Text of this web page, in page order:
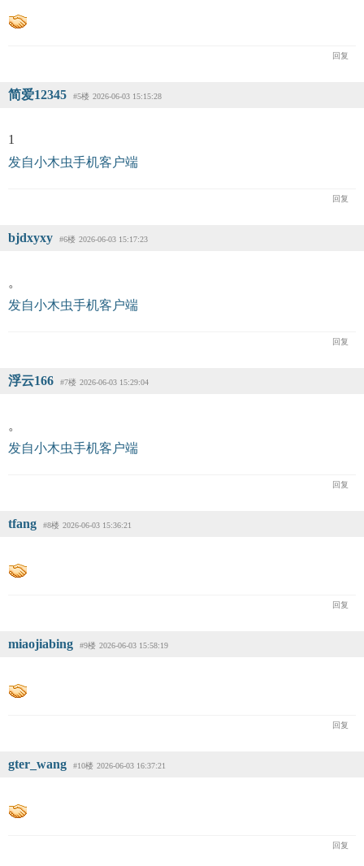
回复
简爱12345 #5楼 2026-06-03 15:15:28
1
发自小木虫手机客户端
回复
bjdxyxy #6楼 2026-06-03 15:17:23
。
发自小木虫手机客户端
回复
浮云166 #7楼 2026-06-03 15:29:04
。
发自小木虫手机客户端
回复
tfang #8楼 2026-06-03 15:36:21
回复
miaojiabing #9楼 2026-06-03 15:58:19
回复
gter_wang #10楼 2026-06-03 16:37:21
回复